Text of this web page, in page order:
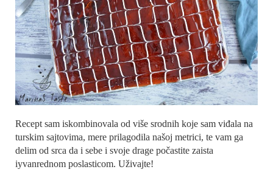
Recept sam iskombinovala od više srodnih koje sam viđala na
turskim sajtovima, mere prilagodila našoj metrici, te vam ga
delim od srca da i sebe i svoje drage počastite zaista
iyvanrednom poslasticom. Uživajte!